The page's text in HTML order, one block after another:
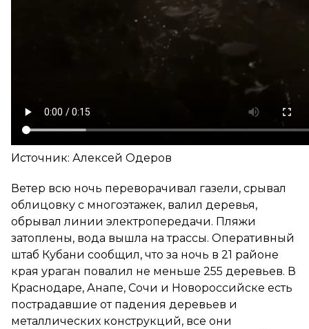
Источник: Алексей Одеров
Ветер всю ночь переворачивал газели, срывал
облицовку с многоэтажек, валил деревья,
обрывал линии электропередачи. Пляжи
затоплены, вода вышла на трассы. Оперативный
штаб Кубани сообщил, что за ночь в 21 районе
края ураган повалил не меньше 255 деревьев. В
Краснодаре, Анапе, Сочи и Новороссийске есть
пострадавшие от падения деревьев и
металлических конструкций, все они